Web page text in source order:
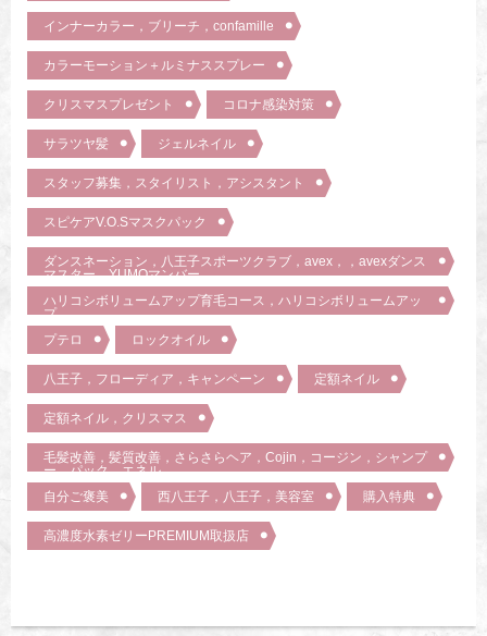
インナーカラー，ブリーチ，confamille
カラーモーション＋ルミナススプレー
クリスマスプレゼント コロナ感染対策
サラツヤ髪 ジェルネイル
スタッフ募集，スタイリスト，アシスタント
スピケアV.O.Sマスクパック
ダンスネーション，八王子スポーツクラブ，avex，，avexダンス
マスター，YUMOマンバー
ハリコシボリュームアップ育毛コース，ハリコシボリュームアッ
プ
プテロ
ロックオイル
八王子，フローディア，キャンペーン 定額ネイル
定額ネイル，クリスマス
毛髪改善，髪質改善，さらさらヘア，Cojin，コージン，シャンプ
ー，パック，エネル，
自分ご褒美
西八王子，八王子，美容室 購入特典
高濃度水素ゼリーPREMIUM取扱店